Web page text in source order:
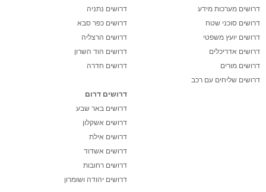
דרושים מערכות מידע
דרושים סוכני שטח
דרושים יועץ משפטי
דרושים אדריכלים
דרושים מורים
דרושים שליחים עם רכב
דרושים נתניה
דרושים כפר סבא
דרושים הרצליה
דרושים הוד השרון
דרושים חדרה
דרושים דרום
דרושים באר שבע
דרושים אשקלון
דרושים אילת
דרושים אשדוד
דרושים רחובות
דרושים יהודה ושומרון